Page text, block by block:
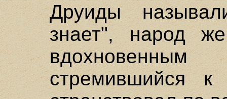
Друиды
знает", народ
вдохновенным
стремившийся к